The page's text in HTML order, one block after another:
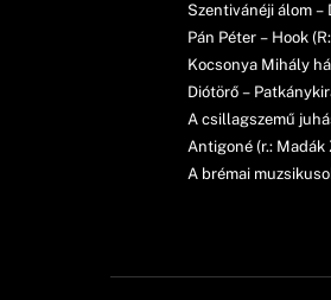
Szentivánéji álom –
Pán Péter – Hook
Kocsonya Mihály
Diótörő –
A csillagszemű
Antigoné (r.: Madák
A brémai